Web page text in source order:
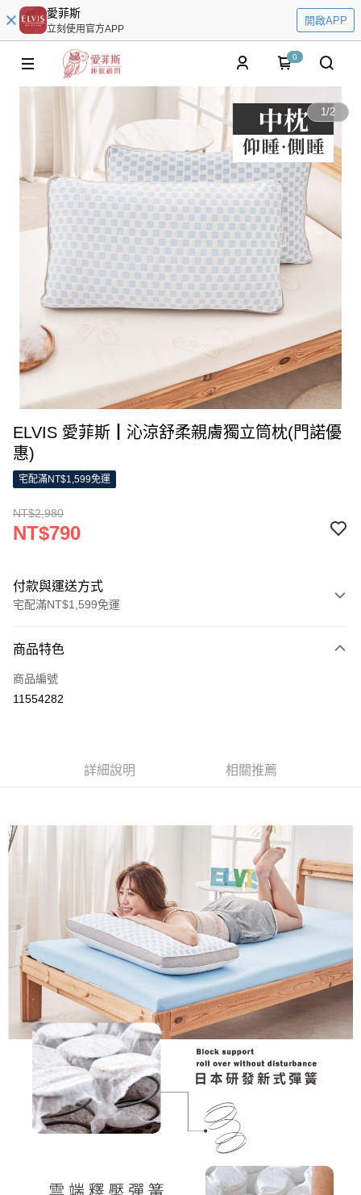
愛菲斯
立刻使用官方APP
開啟APP
0
1/2
ELVIS 愛菲斯┃沁涼舒柔親膚獨立筒枕(門諾優
惠)
宅配滿NT$1,599免運
NT$2,980
NT$790
付款與運送方式
宅配滿NT$1,599免運
信用卡一次付款
LINE Pay
全盈+PAY
每筆NT$150，滿NT$1,599(含以上)免運費
商品特色
商品編號
11554282
詳細說明 相關推薦